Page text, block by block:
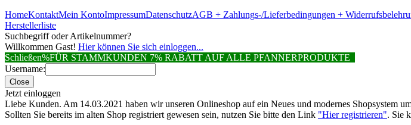
HomeKontaktMein KontoImpressumDatenschutzAGB + Zahlungs-/Lieferbedingungen +
Herstellerliste
Suchbegriff oder Artikelnummer?
Willkommen Gast! Hier können Sie sich einloggen...
Schließen%FÜR STAMMKUNDEN 7% RABATT AUF ALLE PFANNERPRODUKTE
Username:
Close
Jetzt einloggen
Liebe Kunden. Am 14.03.2021 haben wir unseren Onlineshop auf ein Neues und modernes Shopsystem
Sollten Sie bereits im alten Shop registriert gewesen sein, nutzen Sie bitte den Link "Hier registrieren". Sie